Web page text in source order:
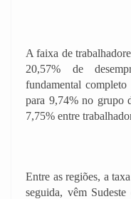
A faixa de
20,57% de
fundamental
para 9,74% no grupo
7,75% entre
Entre as regiões, a
seguida, vêm